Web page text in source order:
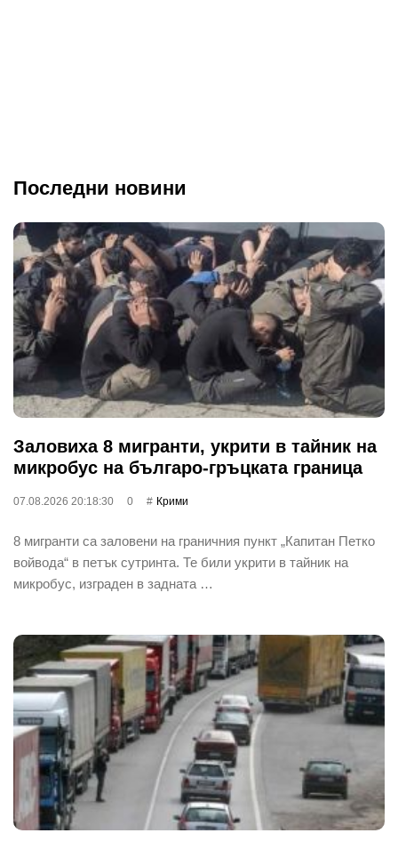
Последни новини
Заловиха 8 мигранти, укрити в тайник на
микробус на българо-гръцката граница
07.08.2026 20:18:30 0 Крими
8 мигранти са заловени на граничния пункт „Капитан Петко
войвода“ в петък сутринта. Те били укрити в тайник на
микробус, изграден в задната …